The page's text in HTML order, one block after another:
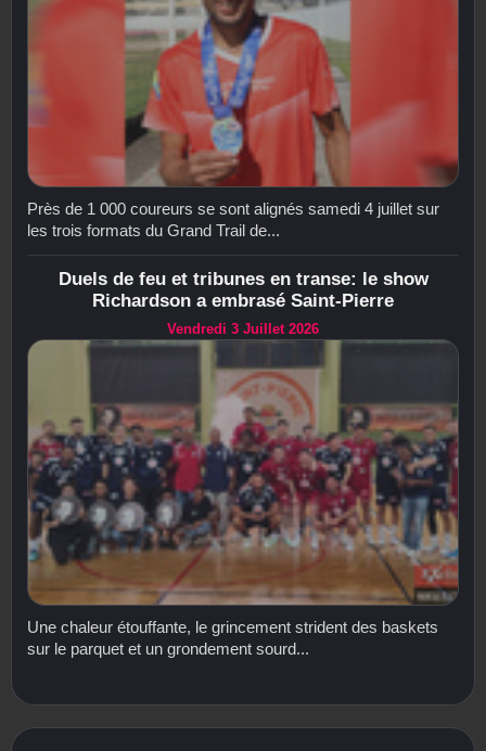
Près de 1 000 coureurs se sont alignés samedi 4 juillet sur
les trois formats du Grand Trail de...
Duels de feu et tribunes en transe: le show
Richardson a embrasé Saint-Pierre
Vendredi 3 Juillet 2026
Une chaleur étouffante, le grincement strident des baskets
sur le parquet et un grondement sourd...